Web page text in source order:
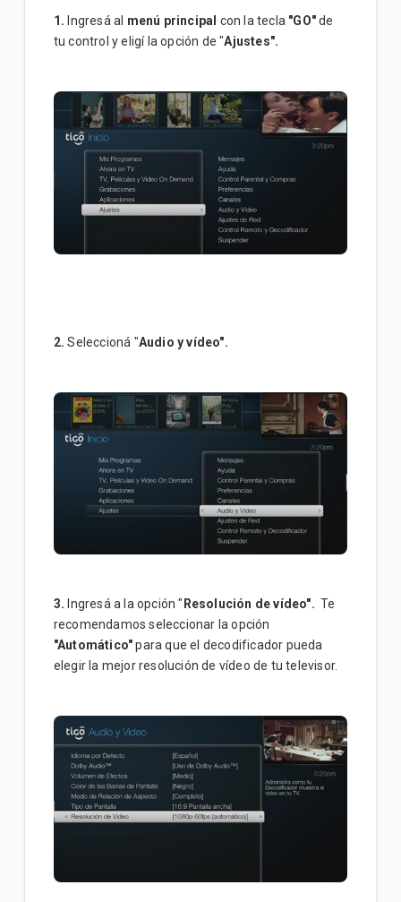
1. Ingresá al menú principal con la tecla "GO"de
tu control y eligí la opción de "Ajustes".
2.Seleccioná "Audio y vídeo".
3. ngresá a la opción " Resolución de vídeo".Te
recomendamos seleccionar la opción
"Automático"para que el decodificador pueda
elegir la mejor resolución de vídeo de tu televisor.